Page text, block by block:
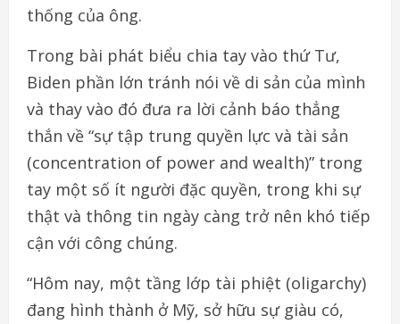
thống của ông.
Trong bài phát biểu chia tay vào thứ Tư,
Biden phần lớn tránh nói về di sản của mình
và thay vào đó đưa ra lời cảnh báo thẳng
thắn về “sự tập trung quyền lực và tài sản
(concentration of power and wealth)” trong
tay một số ít người đặc quyền, trong khi sự
thật và thông tin ngày càng trở nên khó tiếp
cận với công chúng.
“Hôm nay, một tầng lớp tài phiệt (oligarchy)
đang hình thành ở Mỹ, sở hữu sự giàu có,